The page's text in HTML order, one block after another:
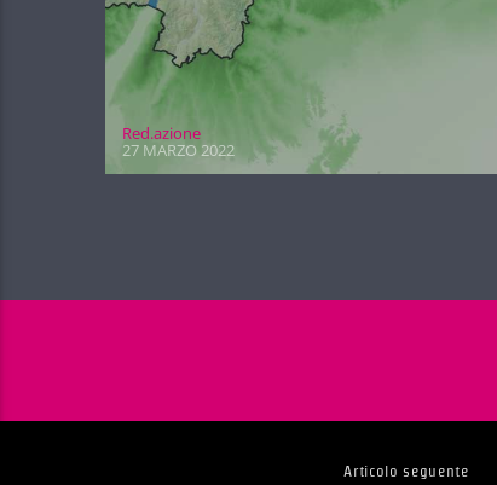
Red.azione
27 MARZO 2022
Articolo seguente